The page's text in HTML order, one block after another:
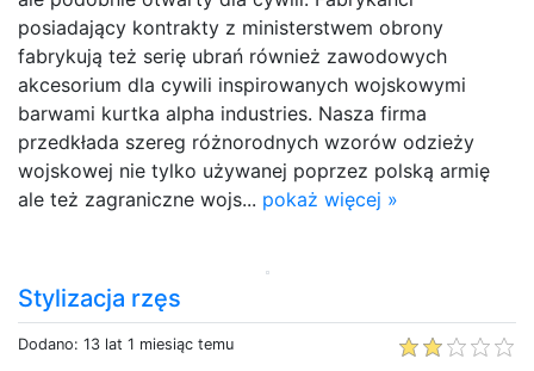
posiadający kontrakty z ministerstwem obrony
fabrykują też serię ubrań również zawodowych
akcesorium dla cywili inspirowanych wojskowymi
barwami kurtka alpha industries. Nasza firma
przedkłada szereg różnorodnych wzorów odzieży
wojskowej nie tylko używanej poprzez polską armię
ale też zagraniczne wojs... pokaż więcej »
Stylizacja rzęs
Dodano: 13 lat 1 miesiąc temu